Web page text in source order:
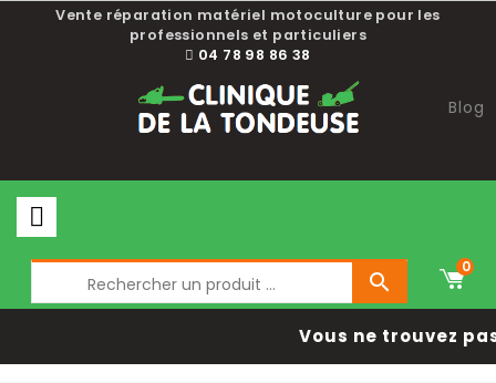
Vente réparation matériel motoculture pour les
professionnels et particuliers
04 78 98 86 38
Blog

0
Vous ne trouvez